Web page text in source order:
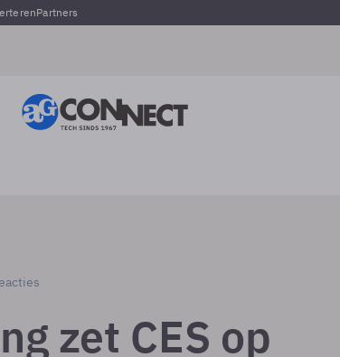
Partners
zet CES op